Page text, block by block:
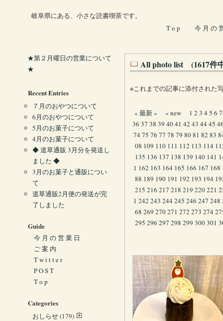
岐阜県にある、小さな読書喫茶です。
T o p
今 月 の
All photo list (1617件
※これまでの記事に添付された
« 最新 » « new 1 2 3 4 5 6 7
36 37 38 39 4041 42 43 44 45
74 75 76 77 78 79 8081 82 83
08 109 110 111 112 113 114
135 136 137 138 139 140 141
1 162 163 164 165 166 167 168
88 189 190 191 192 193 194
215 216 217 218 219 220221
1 242 243 244 245 246 247 248
68 269 270271 272 273 274
295 296 297 298 299 300301
★第２月曜日の営業について
★
Recent Entries
７月のおやつについて
6月のおやつについて
5月のお菓子について
4月のお菓子について
◆ 道草通販 3月分を発送し
ました ◆
3月のお菓子と通販につい
て
道草通販2月便の発送が完
了しました
Guide
今 月 の 営 業 日
ご 案 内
T w i t t e r
P O S T
T o p
Categories
おしらせ(179)